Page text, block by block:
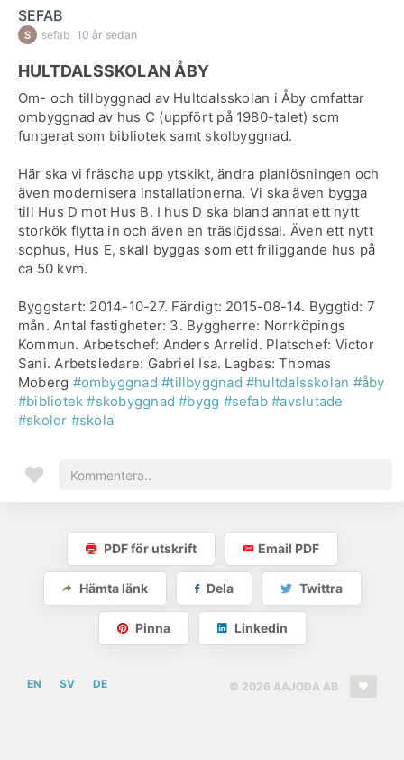
SEFAB
sefab 10 år sedan
HULTDALSSKOLAN ÅBY
Om- och tillbyggnad av Hultdalsskolan i Åby omfattar
ombyggnad av hus C (uppfört på 1980-talet) som
fungerat som bibliotek samt skolbyggnad.
Här ska vi fräscha upp ytskikt, ändra planlösningen och
även modernisera installationerna. Vi ska även bygga
till Hus D mot Hus B. I hus D ska bland annat ett nytt
storkök flytta in och även en träslöjdssal. Även ett nytt
sophus, Hus E, skall byggas som ett friliggande hus på
ca 50 kvm.
Byggstart: 2014-10-27. Färdigt: 2015-08-14. Byggtid: 7
mån. Antal fastigheter: 3. Byggherre: Norrköpings
Kommun. Arbetschef: Anders Arrelid. Platschef: Victor
Sani. Arbetsledare: Gabriel Isa. Lagbas: Thomas
Moberg #ombyggnad #tillbyggnad #hultdalsskolan #åby
#bibliotek #skobyggnad #bygg #sefab #avslutade
#skolor #skola
PDF för utskrift Email PDF
Hämta länk Dela Twittra
Pinna Linkedin
© 2026 AAJODA AB
EN SV DE